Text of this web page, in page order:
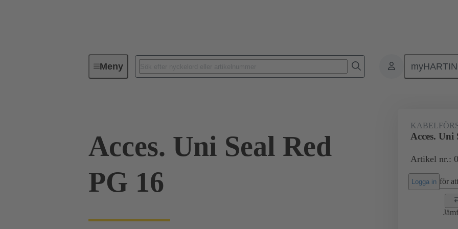
MenyIndustriella kontaktdon / Han® Tillbehör
Acces. Uni Seal Red
PG 16
Acces. Uni
Artikel nr.:
Logga in för